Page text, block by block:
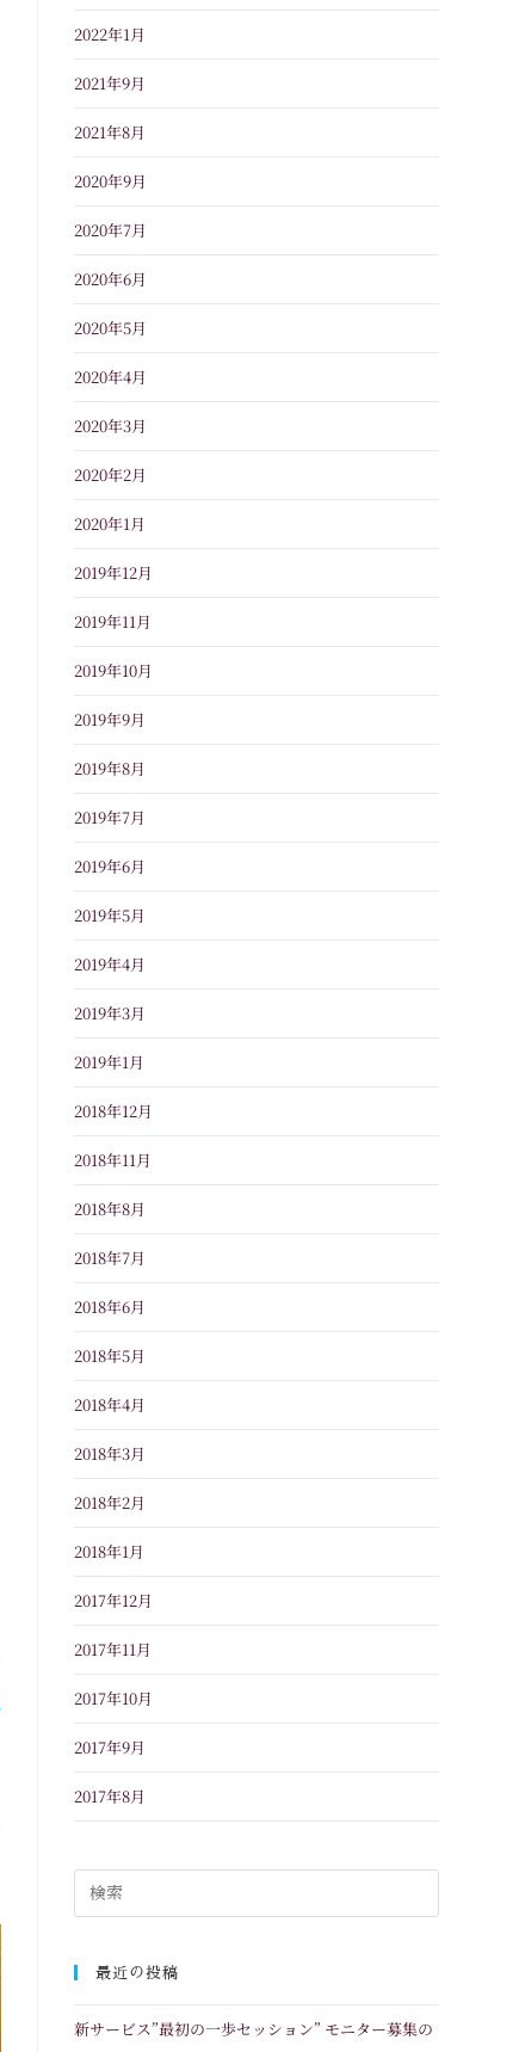
2022年1月
2021年9月
2021年8月
2020年9月
2020年7月
2020年6月
2020年5月
2020年4月
2020年3月
2020年2月
2020年1月
2019年12月
2019年11月
2019年10月
2019年9月
2019年8月
2019年7月
2019年6月
2019年5月
2019年4月
2019年3月
2019年1月
2018年12月
2018年11月
2018年8月
2018年7月
2018年6月
2018年5月
2018年4月
2018年3月
2018年2月
2018年1月
2017年12月
2017年11月
2017年10月
2017年9月
2017年8月
最近の投稿
新サービス”最初の一歩セッション” モニター募集の